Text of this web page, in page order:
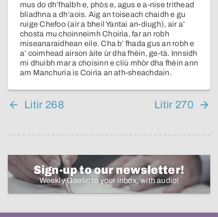
mus do dh’fhalbh e, phòs e, agus e a-nise trithead
bliadhna a dh’aois. Aig an toiseach chaidh e gu
ruige Chefoo (air a bheil Yantai an-diugh), air a’
chosta mu choinneimh Choirìa, far an robh
miseanaraidhean eile. Cha b’ fhada gus an robh e
a’ coimhead airson àite ùr dha fhèin, ge-tà. Innsidh
mi dhuibh mar a choisinn e cliù mhòr dha fhèin ann
am Manchuria is Coirìa an ath-sheachdain.
Litir 268 Litir 270
Sign-up to our newsletter!
Weekly Gaelic to your inbox, with audio!